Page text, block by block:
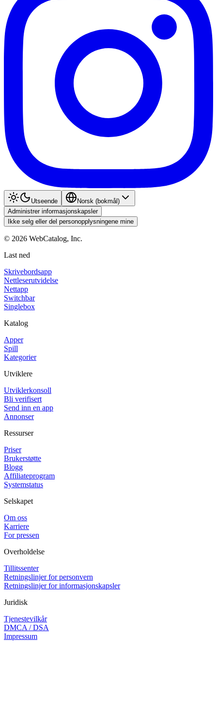
Utseende
Norsk (bokmål)
Administrer informasjonskapsler
Ikke selg eller del personopplysningene mine
© 2026 WebCatalog, Inc.
Last ned
Skrivebordsapp
Nettleserutvidelse
Nettapp
Switchbar
Singlebox
Katalog
Apper
Spill
Kategorier
Utviklere
Utviklerkonsoll
Bli verifisert
Send inn en app
Annonser
Ressurser
Priser
Brukerstøtte
Blogg
Affiliateprogram
Systemstatus
Selskapet
Om oss
Karriere
For pressen
Overholdelse
Tillitssenter
Retningslinjer for personvern
Retningslinjer for informasjonskapsler
Juridisk
Tjenestevilkår
DMCA / DSA
Impressum